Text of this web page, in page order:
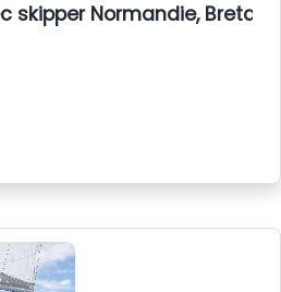
skipper Normandie,